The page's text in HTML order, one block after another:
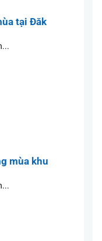
tại Đăk
mùa khu